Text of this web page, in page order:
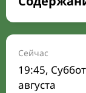
Время
Расписание
Время
Сейчас
19:45,
августа